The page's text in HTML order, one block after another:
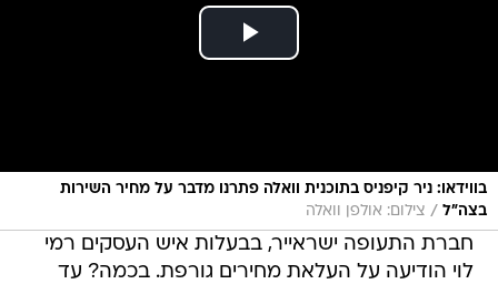
בווידאו: ניר קיפניס בתוכנית וואלה פתרנו מדבר על מחיר השירות
בצה"ל / צילום: אולפן וואלה
חברת התעופה ישראייר, בבעלות איש העסקים רמי
לוי הודיעה על העלאת מחירים גורפת. בכמה? עד